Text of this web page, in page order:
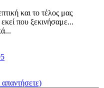
και το τέλος μας
που ξεκινήσαμε...
απαντήσετε)